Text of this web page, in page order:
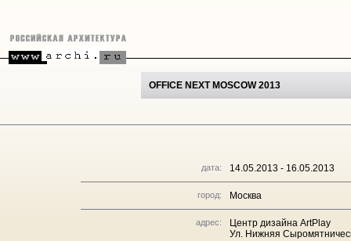
OFFICE NEXT MOSCOW 2013
дата: 14.05.2013 - 16.05.2013
город: Москва
адрес:
Центр дизайна ArtPlay
Ул. Нижняя